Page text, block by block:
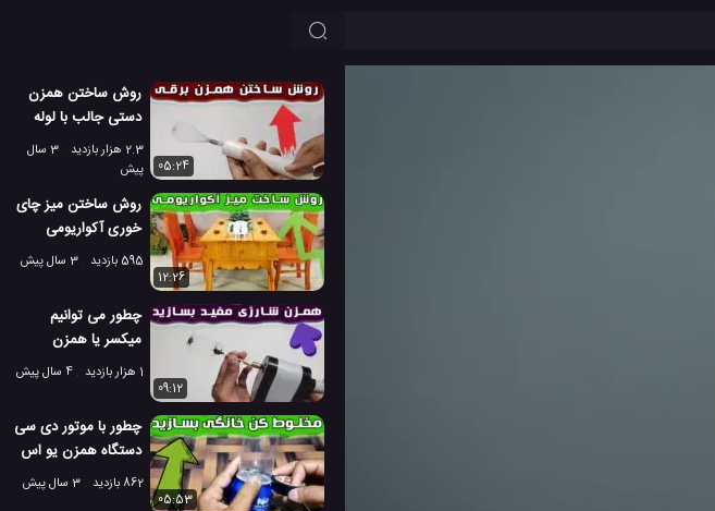
روش ساختن همزن
دستی جالب با لوله
پی وی سی
2.3 هزار بازدید
3 سال
پیش
05:24
روش ساختن میز چای
خوری آکواریومی
لاکچری
595 بازدید
3 سال پیش
12:26
چطور می توانیم
میکسر یا همزن
خانگی بسازیم؟1 هزار بازدید
4 سال پیش
09:12
چطور با موتور دی سی
دستگاه همزن یو اس
بی بسازیم؟
862 بازدید
3 سال پیش
05:53